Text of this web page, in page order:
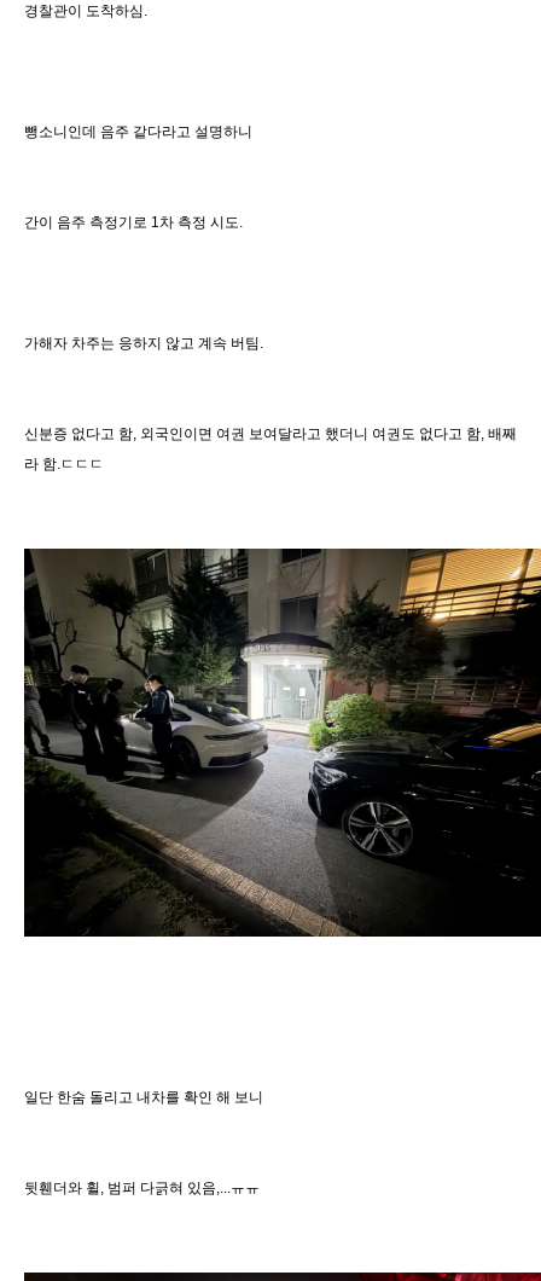
경찰관이 도착하심.
뺑소니인데 음주 같다라고 설명하니
간이 음주 측정기로 1차 측정 시도.
가해자 차주는 응하지 않고 계속 버팀.
신분증 없다고 함, 외국인이면 여권 보여달라고 했더니 여권도 없다고 함, 배째
라 함.ㄷㄷㄷ
일단 한숨 돌리고 내차를 확인 해 보니
뒷휀더와 휠, 범퍼 다긁혀 있음,...ㅠㅠ